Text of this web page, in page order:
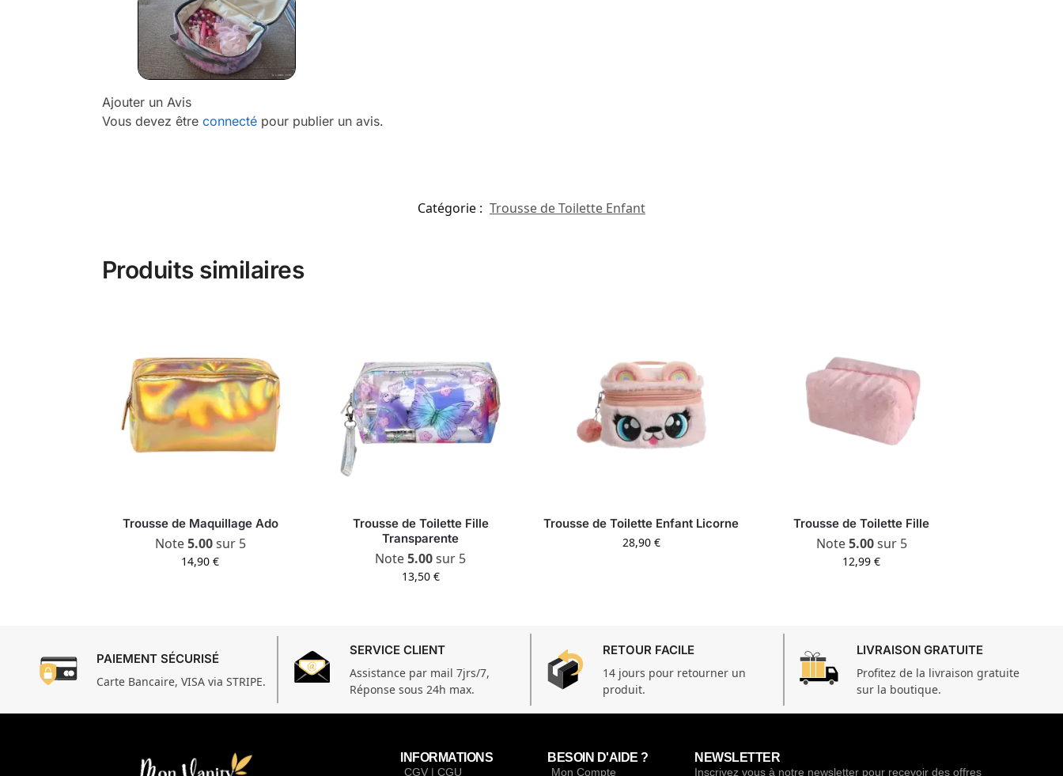
Ajouter un Avis
Vous devez être connectépour publier un avis.
Catégorie : Trousse de Toilette Enfant
Produits similaires
Trousse de Maquillage Ado
Note5.00sur 5
14,90€
Trousse de Toilette Fille
Transparente
Note5.00sur 5
13,50 €
Trousse de Toilette Enfant Licorne
28,90 €
Trousse de Toilette Fille
Note5.00sur 5
12,99€
PAIEMENT SÉCURISÉ
Carte Bancaire, VISA via STRIPE.
SERVICE CLIENT
Assistance par mail 7jrs/7,
Réponse sous 24h max.
RETOUR FACILE
14 jours pour retourner un
produit.
LIVRAISON GRATUITE
Profitez de la livraison gratuite
sur la boutique.
INFORMATIONS
CGV | CGU
BESOIN D'AIDE ?
Mon Compte
NEWSLETTER
Inscrivez vous à notre newsletter pour recevoir des offres